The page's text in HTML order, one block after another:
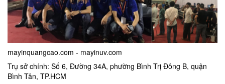
mayinquangcao.com - mayinuv.com
Trụ sở chính: Số 6, Đường 34A, phường Bình Trị Đông B, quận
Bình Tân, TP.HCM